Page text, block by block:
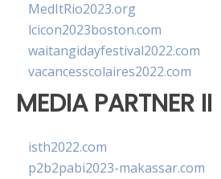
MedItRio2023.org
lcicon2023boston.com
waitangidayfestival2022.com
vacancesscolaires2022.com
MEDIA PARTNER II
isth2022.com
p2b2pabi2023-makassar.com